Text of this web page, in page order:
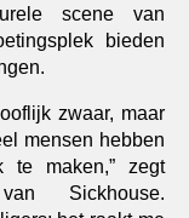
scene van
bieden
zwaar, maar
mensen hebben
te maken,” zegt
Sickhouse.